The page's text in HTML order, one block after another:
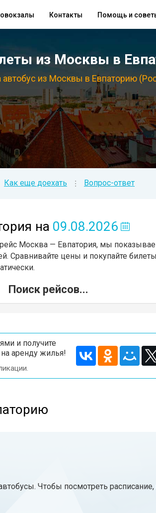
Контакты Помощь и
из Москвы в
из Москвы в Евпаторию
Как еще доехать ⁝ Вопрос-ответ
на 09.08.2026
Москва — Евпатория, мы
Сравнивайте цены и покупайте
Поиск рейсов...
и получите
аренду жилья!
Чтобы посмотреть